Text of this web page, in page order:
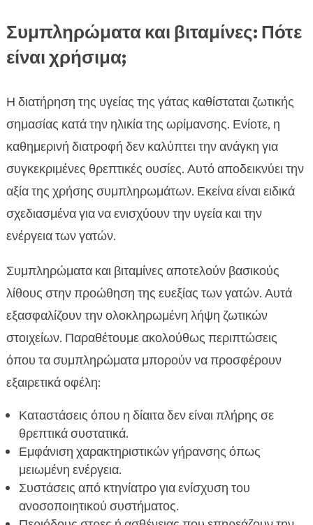
Συμπληρώματα και βιταμίνες: Πότε
είναι χρήσιμα;
Η διατήρηση της υγείας της γάτας καθίσταται ζωτικής
σημασίας κατά την ηλικία της ωρίμανσης. Ενίοτε, η
καθημερινή διατροφή δεν καλύπτει την ανάγκη για
συγκεκριμένες θρεπτικές ουσίες. Αυτό αποδεικνύει την
αξία της χρήσης συμπληρωμάτων. Εκείνα είναι ειδικά
σχεδιασμένα για να ενισχύουν την υγεία και την
ενέργεια των γατών.
Συμπληρώματα και βιταμίνες αποτελούν βασικούς
λίθους στην προώθηση της ευεξίας των γατών. Αυτά
εξασφαλίζουν την ολοκληρωμένη λήψη ζωτικών
στοιχείων. Παραθέτουμε ακολούθως περιπτώσεις
όπου τα συμπληρώματα μπορούν να προσφέρουν
εξαιρετικά οφέλη:
Καταστάσεις όπου η δίαιτα δεν είναι πλήρης σε
θρεπτικά συστατικά.
Εμφάνιση χαρακτηριστικών γήρανσης όπως
μειωμένη ενέργεια.
Συστάσεις από κτηνίατρο για ενίσχυση του
ανοσοποιητικού συστήματος.